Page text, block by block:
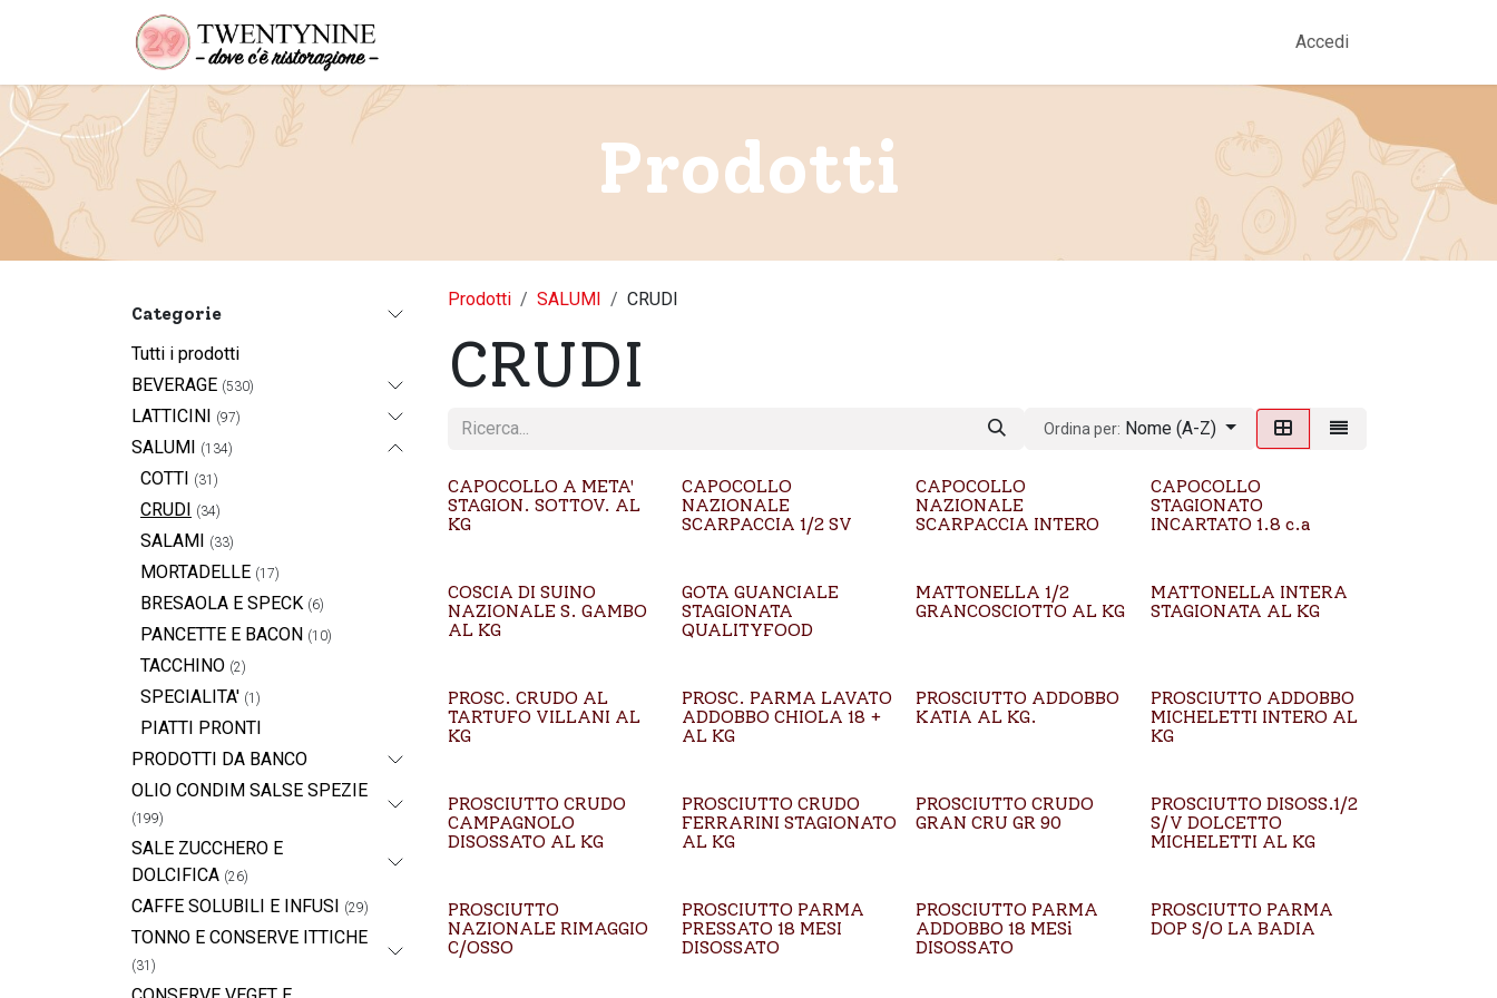
Accedi
Prodotti
Categorie
Tutti i prodotti
BEVERAGE (530)
LATTICINI (97)
SALUMI (134)
COTTI (31)
CRUDI (34)
SALAMI (33)
MORTADELLE (17)
BRESAOLA E SPECK (6)
PANCETTE E BACON (10)
TACCHINO (2)
SPECIALITA' (1)
PIATTI PRONTI
PRODOTTI DA BANCO
OLIO CONDIM SALSE SPEZIE
(199)
SALE ZUCCHERO E
DOLCIFICA (26)
CAFFE SOLUBILI E INFUSI (29)
TONNO E CONSERVE ITTICHE
(31)
Prodotti SALUMI CRUDI
CRUDI
Ordina per: Nome (A-Z)
CAPOCOLLO A META'
STAGION. SOTTOV. AL
KG
CAPOCOLLO
NAZIONALE
SCARPACCIA 1/2 SV
CAPOCOLLO
NAZIONALE
SCARPACCIA INTERO
CAPOCOLLO
STAGIONATO
INCARTATO 1.8 c.a
COSCIA DI SUINO
NAZIONALE S. GAMBO
AL KG
GOTA GUANCIALE
STAGIONATA
QUALITYFOOD
MATTONELLA 1/2
GRANCOSCIOTTO AL KG
MATTONELLA INTERA
STAGIONATA AL KG
PROSC. CRUDO AL
TARTUFO VILLANI AL
KG
PROSC. PARMA LAVATO
ADDOBBO CHIOLA 18 +
AL KG
PROSCIUTTO ADDOBBO
KATIA AL KG.
PROSCIUTTO ADDOBBO
MICHELETTI INTERO AL
KG
PROSCIUTTO CRUDO
CAMPAGNOLO
DISOSSATO AL KG
PROSCIUTTO CRUDO
FERRARINI STAGIONATO
AL KG
PROSCIUTTO CRUDO
GRAN CRU GR 90
PROSCIUTTO DISOSS.1/2
S/V DOLCETTO
MICHELETTI AL KG
PROSCIUTTO
NAZIONALE RIMAGGIO
C/OSSO
PROSCIUTTO PARMA
PRESSATO 18 MESI
DISOSSATO
PROSCIUTTO PARMA
ADDOBBO 18 MESi
DISOSSATO
PROSCIUTTO PARMA
DOP S/O LA BADIA